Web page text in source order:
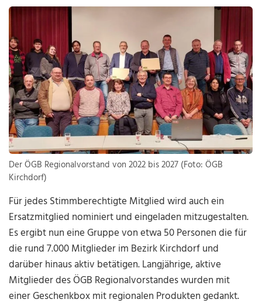
Der ÖGB Regionalvorstand von 2022 bis 2027 (Foto: ÖGB
Kirchdorf)
Für jedes Stimmberechtigte Mitglied wird auch ein
Ersatzmitglied nominiert und eingeladen mitzugestalten.
Es ergibt nun eine Gruppe von etwa 50 Personen die für
die rund 7.000 Mitglieder im Bezirk Kirchdorf und
darüber hinaus aktiv betätigen. Langjährige, aktive
Mitglieder des ÖGB Regionalvorstandes wurden mit
einer Geschenkbox mit regionalen Produkten gedankt.